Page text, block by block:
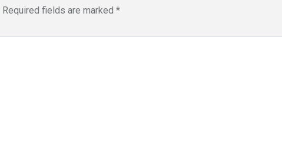
Required fields are marked *